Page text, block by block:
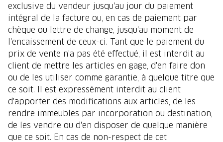
exclusive du vendeur jusqu'au jour du paiement
intégral de la facture ou, en cas de paiement par
chèque ou lettre de change, jusqu'au moment de
l'encaissement de ceux-ci. Tant que le paiement du
prix de vente n'a pas été effectué, il est interdit au
client de mettre les articles en gage, d'en faire don
ou de les utiliser comme garantie, à quelque titre que
ce soit. Il est expressément interdit au client
d'apporter des modifications aux articles, de les
rendre immeubles par incorporation ou destination,
de les vendre ou d'en disposer de quelque manière
que ce soit. En cas de non-respect de cet